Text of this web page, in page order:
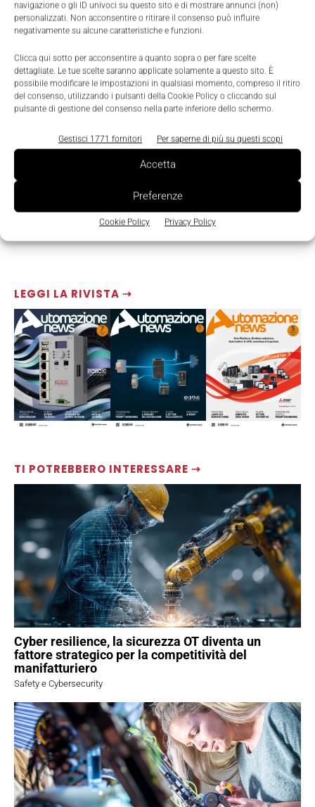
navigazione o gli ID univoci su questo sito e di mostrare annunci (non)
personalizzati. Non acconsentire o ritirare il consenso può influire
negativamente su alcune caratteristiche e funzioni.
Clicca qui sotto per acconsentire a quanto sopra o per fare scelte
dettagliate. Le tue scelte saranno applicate solamente a questo sito. È
possibile modificare le impostazioni in qualsiasi momento, compreso il ritiro
del consenso, utilizzando i pulsanti della Cookie Policy o cliccando sul
pulsante di gestione del consenso nella parte inferiore dello schermo.
Gestisci 1771 fornitori Per saperne di più su questi scopi
Accetta
Preferenze
Cookie Policy Privacy Policy
LEGGI LA RIVISTA ⇢
TI POTREBBERO INTERESSARE ⇢
Cyber resilience, la sicurezza OT diventa un
fattore strategico per la competitività del
manifatturiero
Safety e Cybersecurity
TAGS CEI Data Center industriale Medicale Seminario Socomec